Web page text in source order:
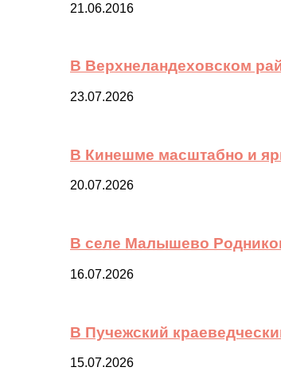
21.06.2016
В Верхнеландеховском
23.07.2026
В Кинешме масштабно и
20.07.2026
В селе Малышево
16.07.2026
В Пучежский
15.07.2026